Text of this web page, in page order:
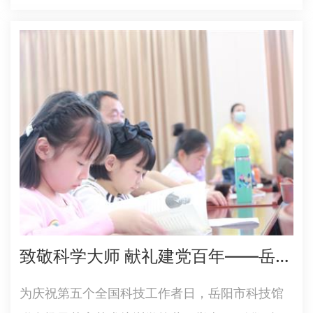
题党日活动，助力乡村振兴，以实际行动为献礼
建党一百周年。市科协党组成员、副主席唐慧参
致敬科学大师 献礼建党百年——岳阳市科技馆举办“书香岳阳”科普阅读活动
为庆祝第五个全国科技工作者日，岳阳市科技馆